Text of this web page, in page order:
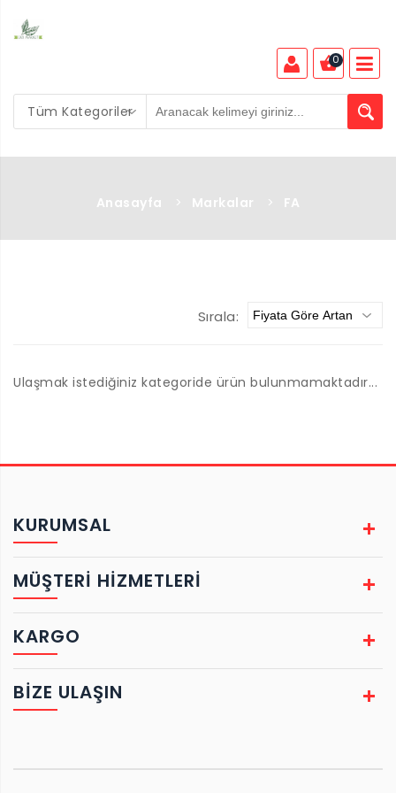
Tüm Kategoriler
0
Anasayfa > Markalar > FA
Sırala:
Ulaşmak istediğiniz kategoride ürün bulunmamaktadır...
KURUMSAL
MÜŞTERİ HİZMETLERİ
KARGO
BIZE ULAŞIN